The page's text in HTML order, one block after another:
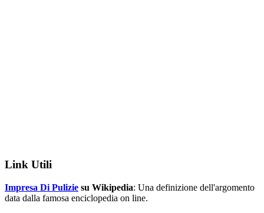
Link Utili
Impresa Di Pulizie su Wikipedia: Una definizione dell'argomento
data dalla famosa enciclopedia on line.